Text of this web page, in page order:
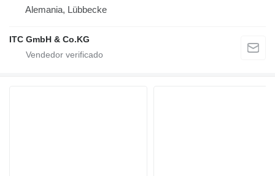
Alemania, Lübbecke
ITC GmbH & Co.KG